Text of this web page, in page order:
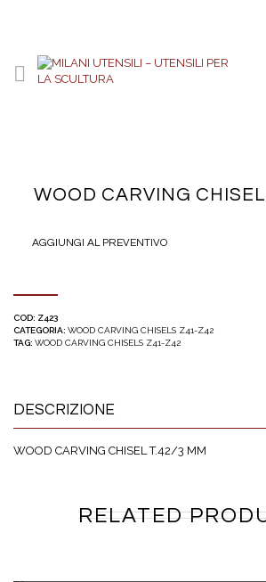
WOOD CARVING
AGGIUNGI AL PREVENTIVO
COD: Z423
CATEGORIA: WOOD CARVING CHISELS Z41-Z42
TAG: WOOD CARVING CHISELS Z41-Z42
DESCRIZIONE
WOOD CARVING CHISEL T.42/3 MM
RELATED